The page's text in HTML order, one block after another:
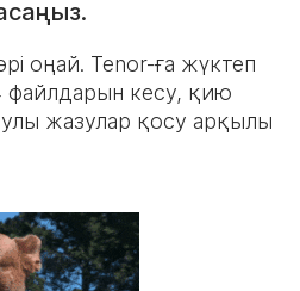
оңай. Tenor-ға жүктеп
файлдарын кесу, қию
жазулар қосу арқылы